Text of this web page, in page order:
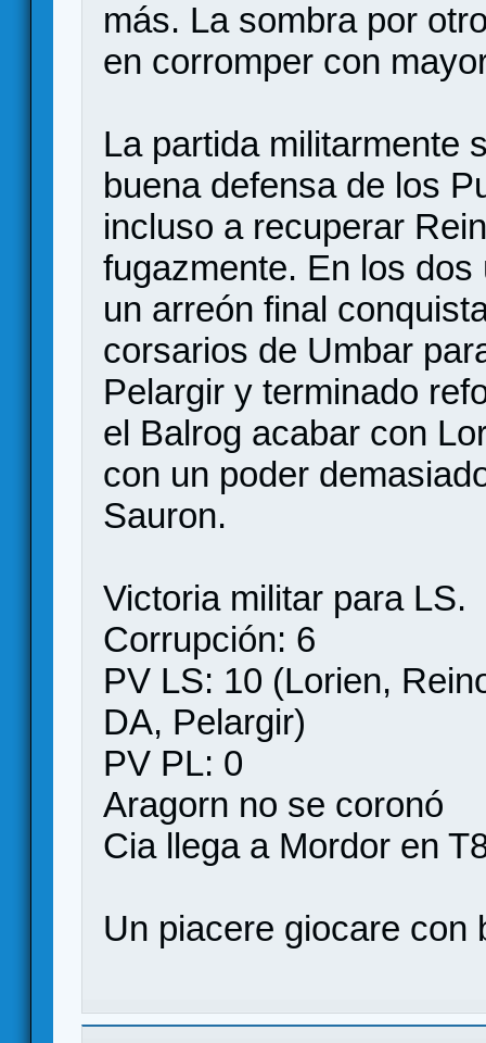
más. La sombra por
en corromper con
La partida militarmente
buena defensa de los
incluso a recuperar
fugazmente. En los
un arreón final
corsarios de Umbar
Pelargir y terminado
el Balrog acabar con
con un poder
Sauron.
Victoria militar para LS.
Corrupción: 6
PV LS: 10 (Lorien,
DA, Pelargir)
PV PL: 0
Aragorn no se coronó
Cia llega a Mordor en
Un piacere giocare con